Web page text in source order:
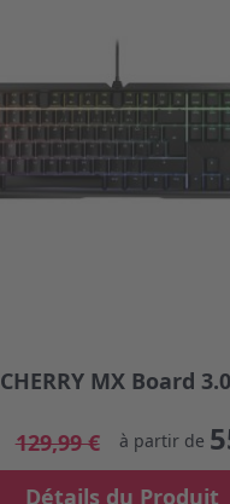
CHERRY MX Board
129,99 € à partir de
Détails du Produit